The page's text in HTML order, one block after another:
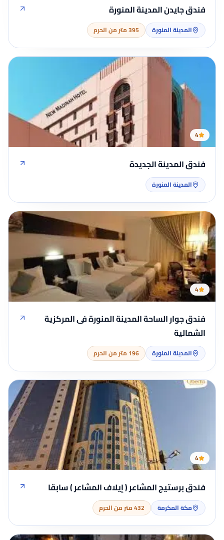
فندق جايدن المدينة المنورة
المدينة المنورة 395 متر من الحرم
4
فندق المدينة الجديدة
المدينة المنورة
4
فندق جوار الساحة المدينة المنورة فى المركزية
الشمالية
المدينة المنورة 196 متر من الحرم
4
فندق برستيج المشاعر ( إيلاف المشاعر ) سابقا
مكة المكرمة 432 متر من الحرم